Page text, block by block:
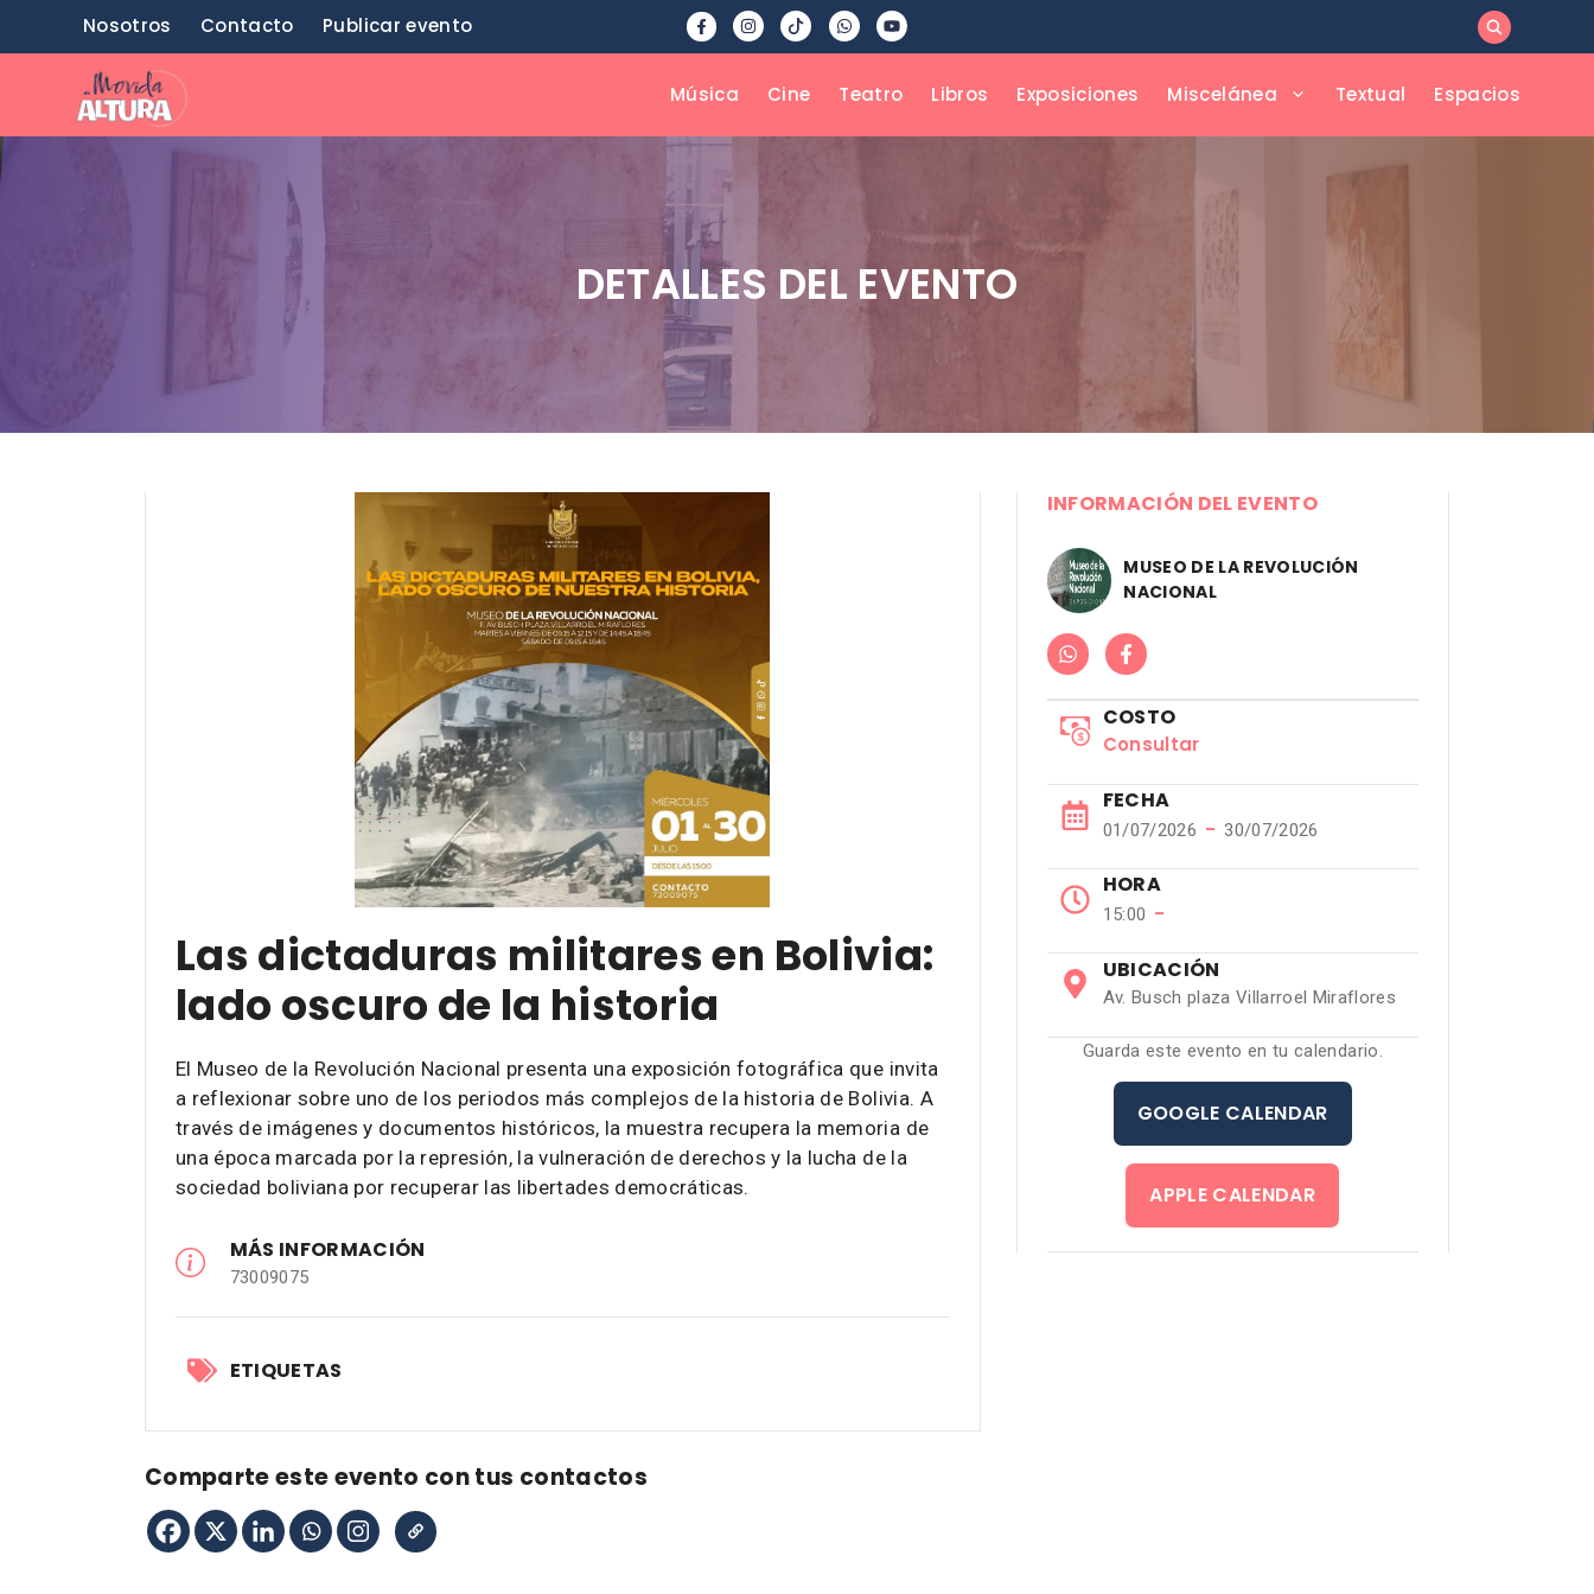
Nosotros Contacto Publicar evento
Música Cine Teatro Libros Exposiciones Miscelánea Textual Espacios
DETALLES DEL EVENTO
Las dictaduras militares en Bolivia:
lado oscuro de la historia
El Museo de la Revolución Nacional presenta una exposición fotográfica que invita
a reflexionar sobre uno de los periodos más complejos de la historia de Bolivia. A
través de imágenes y documentos históricos, la muestra recupera la memoria de
una época marcada por la represión, la vulneración de derechos y la lucha de la
sociedad boliviana por recuperar las libertades democráticas.
MÁS INFORMACIÓN
73009075
ETIQUETAS
INFORMACIÓN DEL EVENTO
MUSEO DE LA REVOLUCIÓN
NACIONAL
COSTO
Consultar
FECHA
01/07/2026 − 30/07/2026
HORA
15:00 −
UBICACIÓN
Av. Busch plaza Villarroel Miraflores
Guarda este evento en tu calendario.
GOOGLE CALENDAR
APPLE CALENDAR
Comparte este evento con tus contactos